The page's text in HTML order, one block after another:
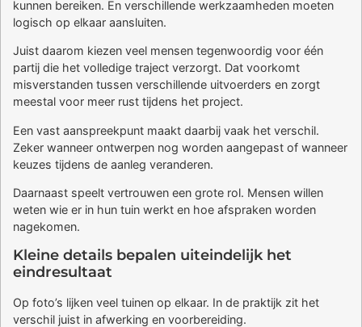
kunnen bereiken. En verschillende werkzaamheden moeten
logisch op elkaar aansluiten.
Juist daarom kiezen veel mensen tegenwoordig voor één
partij die het volledige traject verzorgt. Dat voorkomt
misverstanden tussen verschillende uitvoerders en zorgt
meestal voor meer rust tijdens het project.
Een vast aanspreekpunt maakt daarbij vaak het verschil.
Zeker wanneer ontwerpen nog worden aangepast of wanneer
keuzes tijdens de aanleg veranderen.
Daarnaast speelt vertrouwen een grote rol. Mensen willen
weten wie er in hun tuin werkt en hoe afspraken worden
nagekomen.
Kleine details bepalen uiteindelijk het
eindresultaat
Op foto’s lijken veel tuinen op elkaar. In de praktijk zit het
verschil juist in afwerking en voorbereiding.